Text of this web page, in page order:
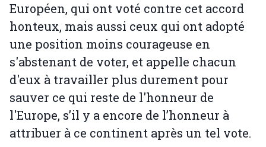
Européen, qui ont voté contre cet accord
honteux, mais aussi ceux qui ont adopté
une position moins courageuse en
s'abstenant de voter, et appelle chacun
d'eux à travailler plus durement pour
sauver ce qui reste de l'honneur de
l'Europe, s’il y a encore de l’honneur à
attribuer à ce continent après un tel vote.